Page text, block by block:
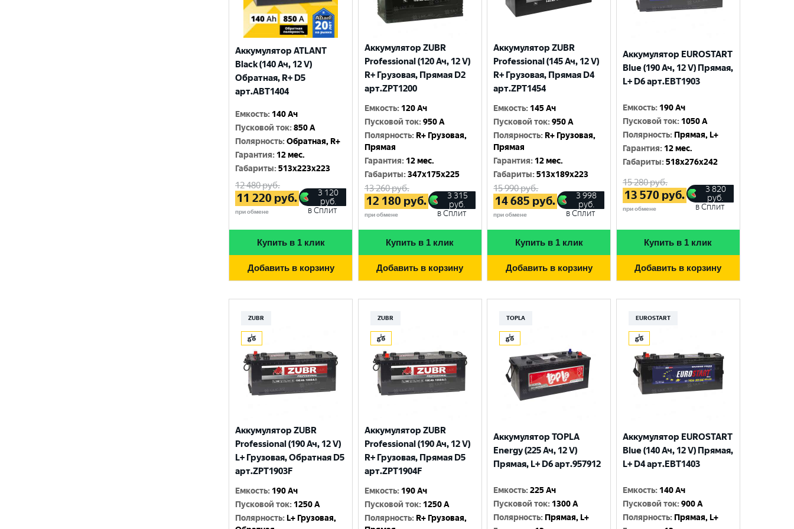
Аккумулятор ATLANT
Black (140 Ач, 12 V)
Обратная, R+ D5
арт.ABT1404
Емкость: 140 Ач
Пусковой ток:850 A
Полярность:Обратная, R+
Гарантия: 12 мес.
Габариты:513x223x223
12 480руб.
11 220 руб.
при обмене
3 120
руб.
в Сплит
Купить в 1 клик
Добавить в корзину
Аккумулятор ZUBR
Professional (120 Ач, 12 V)
R+ Грузовая, Прямая D2
арт.ZPT1200
Емкость: 120 Ач
Пусковой ток:950 A
Полярность: R+ Грузовая,
Прямая
Гарантия: 12 мес.
Габариты:347x175x225
13 260руб.
12 180 руб.
при обмене
3 315
руб.
в Сплит
Купить в 1 клик
Добавить в корзину
Аккумулятор ZUBR
Professional (145 Ач, 12 V)
R+ Грузовая, Прямая D4
арт.ZPT1454
Емкость: 145 Ач
Пусковой ток:950 A
Полярность: R+ Грузовая,
Прямая
Гарантия: 12 мес.
Габариты:513x189x223
15 990руб.
14 685 руб.
при обмене
3 998
руб.
в Сплит
Купить в 1 клик
Добавить в корзину
Аккумулятор EUROSTART
Blue (190 Ач, 12 V) Прямая,
L+ D6 арт.EBT1903
Емкость: 190 Ач
Пусковой ток: 1050 A
Полярность: Прямая, L+
Гарантия: 12 мес.
Габариты:518x276x242
15 280руб.
13 570 руб.
при обмене
3 820
руб.
в Сплит
Купить в 1 клик
Добавить в корзину
ZUBR
Аккумулятор ZUBR
Professional (190 Ач, 12 V)
L+ Грузовая, Обратная D5
арт.ZPT1903F
Емкость: 190 Ач
Пусковой ток: 1250 A
Полярность: L+ Грузовая,
ZUBR
Аккумулятор ZUBR
Professional (190 Ач, 12 V)
R+ Грузовая, Прямая D5
арт.ZPT1904F
Емкость: 190 Ач
Пусковой ток: 1250 A
Полярность: R+ Грузовая,
TOPLA
Аккумулятор TOPLA
Energy (225 Ач, 12 V)
Прямая, L+ D6 арт.957912
Емкость:225 Ач
Пусковой ток: 1300 A
Полярность: Прямая, L+
EUROSTART
Аккумулятор EUROSTART
Blue (140 Ач, 12 V) Прямая,
L+ D4 арт.EBT1403
Емкость: 140 Ач
Пусковой ток:900 A
Полярность: Прямая, L+